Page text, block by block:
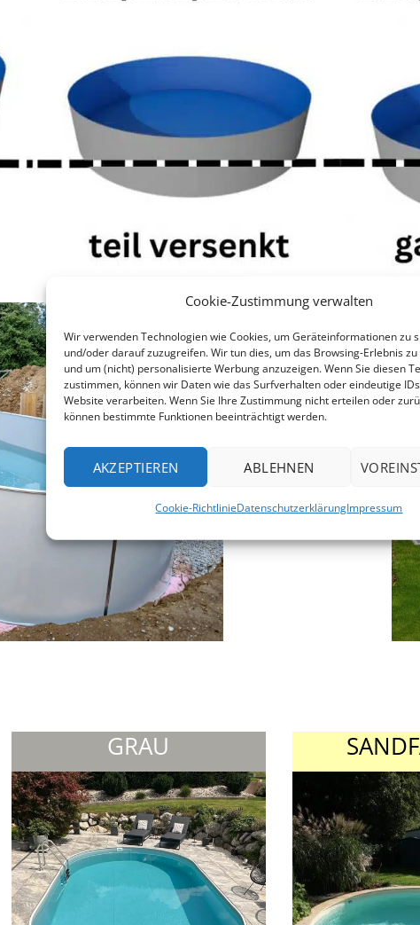
Cookie-Zustimmung verwalten
Wir verwenden Technologien wie Cookies, um Geräteinformationen zu
und/oder darauf zuzugreifen. Wir tun dies, um das Browsing-Erlebnis
und um (nicht) personalisierte Werbung anzuzeigen. Wenn Sie diesen
zustimmen, können wir Daten wie das Surfverhalten oder eindeutige
Website verarbeiten. Wenn Sie Ihre Zustimmung nicht erteilen oder
können bestimmte Funktionen beeinträchtigt werden.
AKZEPTIEREN ABLEHNEN
Cookie-RichtlinieDatenschutzerklärungImpressum
GRAU